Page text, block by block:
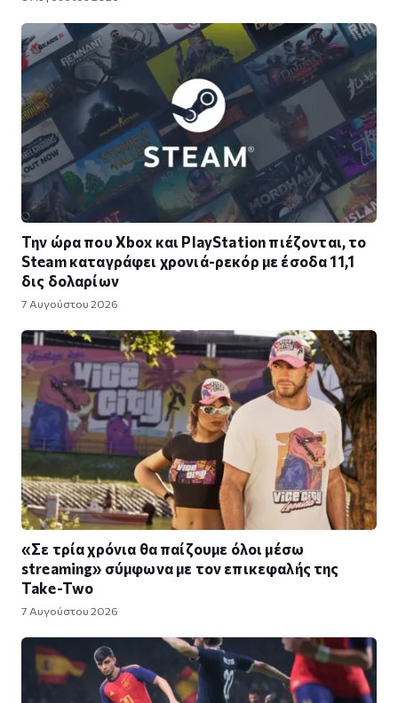
Την ώρα που Xbox και PlayStation πιέζονται, το
Steam καταγράφει χρονιά-ρεκόρ με έσοδα 11,1
δις δολαρίων
7 Αυγούστου 2026
«Σε τρία χρόνια θα παίζουμε όλοι μέσω
streaming» σύμφωνα με τον επικεφαλής της
Take-Two
7 Αυγούστου 2026